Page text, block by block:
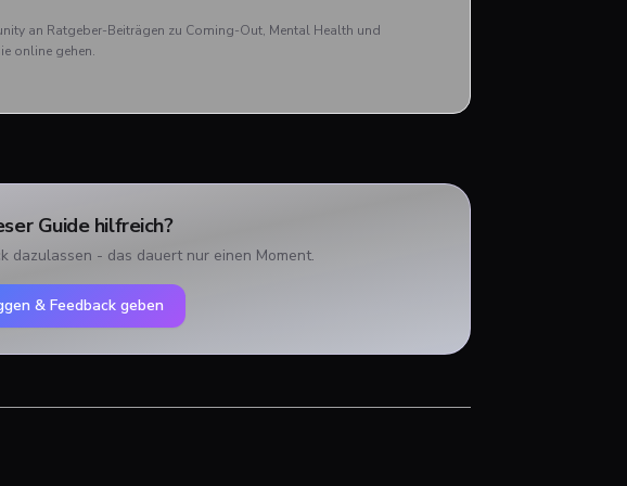
große Finale zu
an Ratgeber-Beiträgen zu Coming-Out, Mental Health und
online gehen.
Guide hilfreich?
dazulassen - das dauert nur einen Moment.
& Feedback geben